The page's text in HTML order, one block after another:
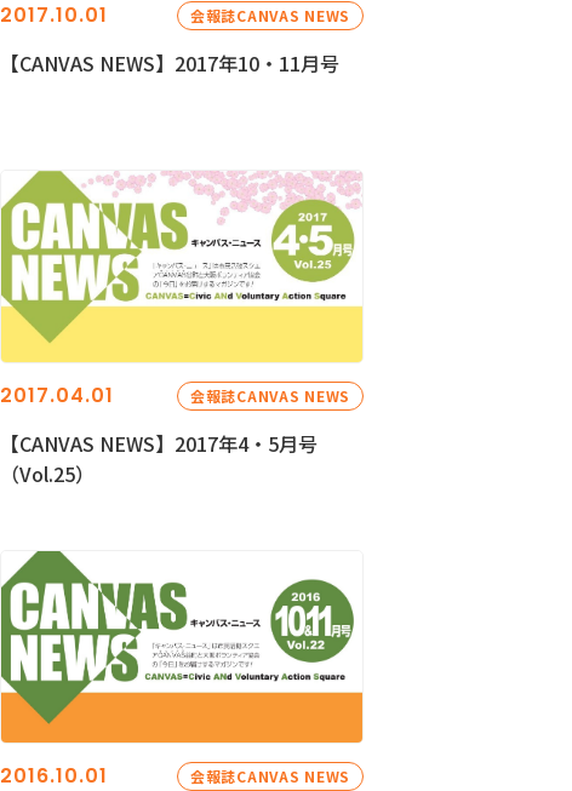
2017.10.01 会報誌CANVAS NEWS
【CANVAS NEWS】2017年10・11月号
2017.04.01 会報誌CANVAS NEWS
【CANVAS NEWS】2017年4・5月号
（Vol.25）
2016.10.01 会報誌CANVAS NEWS